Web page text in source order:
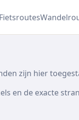
zijn hier
en de exacte